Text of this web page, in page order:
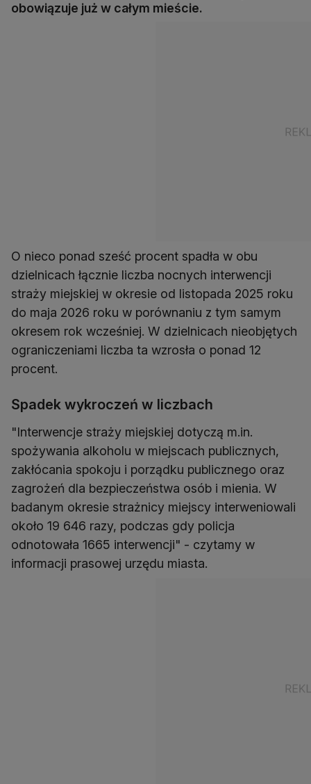
obowiązuje już w całym mieście.
O nieco ponad sześć procent spadła w obu
dzielnicach łącznie liczba nocnych interwencji
straży miejskiej w okresie od listopada 2025 roku
do maja 2026 roku w porównaniu z tym samym
okresem rok wcześniej. W dzielnicach nieobjętych
ograniczeniami liczba ta wzrosła o ponad 12
procent.
Spadek wykroczeń w liczbach
"Interwencje straży miejskiej dotyczą m.in.
spożywania alkoholu w miejscach publicznych,
zakłócania spokoju i porządku publicznego oraz
zagrożeń dla bezpieczeństwa osób i mienia. W
badanym okresie strażnicy miejscy interweniowali
około 19 646 razy, podczas gdy policja
odnotowała 1665 interwencji" - czytamy w
informacji prasowej urzędu miasta.